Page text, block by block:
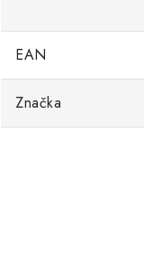
EAN
Značka